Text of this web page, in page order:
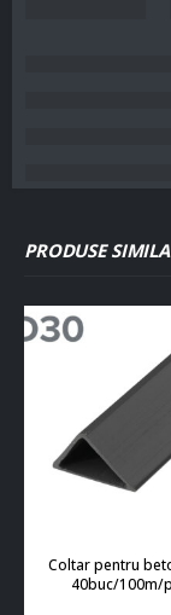
PRODUSE
Coltar pentru
40buc/100m/